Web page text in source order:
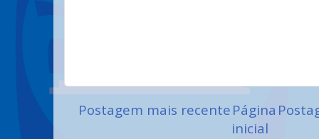
Postagem mais recentePágina
inicial